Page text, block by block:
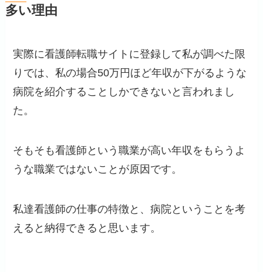
多い理由
実際に看護師転職サイトに登録して私が調べた限
りでは、私の場合50万円ほど年収が下がるような
病院を紹介することしかできないと言われまし
た。
そもそも看護師という職業が高い年収をもらうよ
うな職業ではないことが原因です。
私達看護師の仕事の特徴と、病院ということを考
えると納得できると思います。